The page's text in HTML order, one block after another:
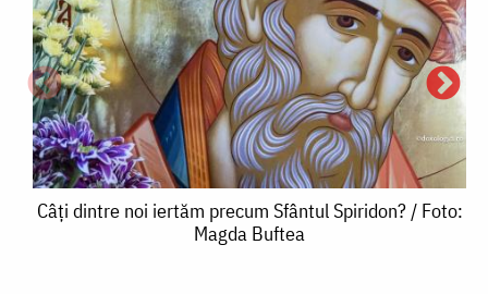
Câți
Câți dintre noi iertăm precum Sfântul Spiridon? / Foto:
Magda Buftea